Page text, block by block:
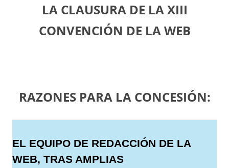
LA CLAUSURA DE LA XIII
CONVENCIÓN DE LA WEB
RAZONES PARA LA CONCESIÓN:
EL EQUIPO DE REDACCIÓN DE LA
WEB, TRAS AMPLIAS